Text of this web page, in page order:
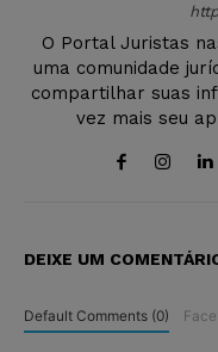
O Portal Juristas
uma comunidade
compartilhar suas
vez mais seu
DEIXE UM
Default Comments (0)